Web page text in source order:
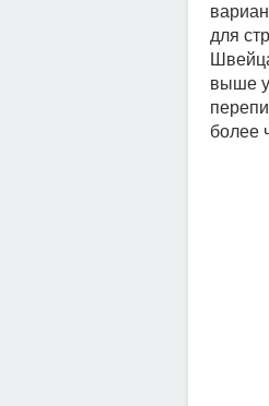
для
выше
более